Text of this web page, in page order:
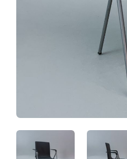
zKTVhYYr_QM1.jpeg